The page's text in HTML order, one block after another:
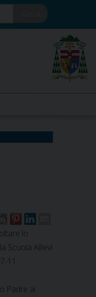
lo
Scuola Allievi
11
Padre ai